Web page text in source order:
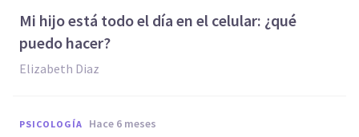
Mi hijo está todo el día en el celular: ¿qué
puedo hacer?
Elizabeth Diaz
PSICOLOGÍA hace 6 meses